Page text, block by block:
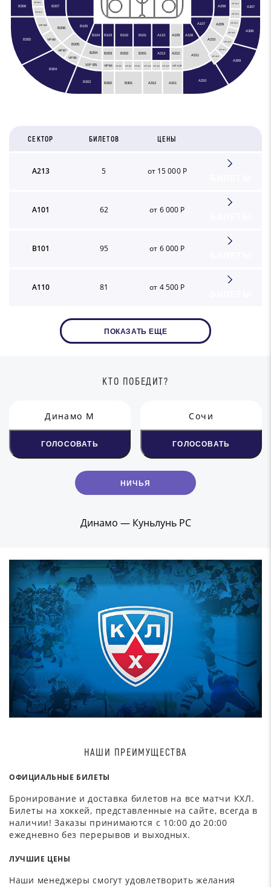
A107
A108
A109
B103
B104
B105
A208
A209
A210
A211
A212
B203
B204
B205
B206
B207 A307
A308
A309
A310
A311
B302
B303
B304
B305
B306
VIP A13
VIP A14
VIP A15
VIP A16
VIP A17
VIP A18
VIP A19
VIP B4
VIP B5
VIP B6
VIP B7
VIP B8
VIP B9
VIP B10
VIP B11
B301 A312
VIP B3 VIP B2 VIP B1 VIP A22 VIP A21 VIP A20
VIP A12
B201
B202 A213
B102 B101 A110
СЕКТОР БИЛЕТОВ ЦЕНЫ
A213 5 от 15 000 Р
A101 62 от 6 000 Р
B101 95 от 6 000 Р
A110 81 от 4 500 Р
ПОКАЗАТЬ ЕЩЕ
КТО ПОБЕДИТ?
Динамо М
ГОЛОСОВАТЬ
НИЧЬЯ
Сочи
ГОЛОСОВАТЬ
Динамо — Куньлунь РС
НАШИ ПРЕИМУЩЕСТВА
ОФИЦИАЛЬНЫЕ БИЛЕТЫ
Бронирование и доставка билетов на все матчи КХЛ.
Билеты на хоккей, представленные на сайте, всегда в
наличии! Заказы принимаются с 10:00 до 20:00
ежедневно без перерывов и выходных.
ЛУЧШИЕ ЦЕНЫ
Наши менеджеры смогут удовлетворить желания